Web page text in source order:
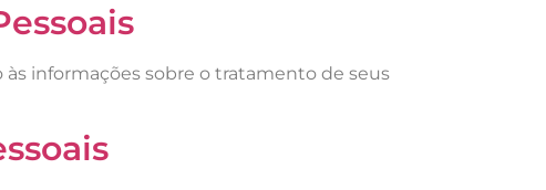
informações sobre o tratamento de seus